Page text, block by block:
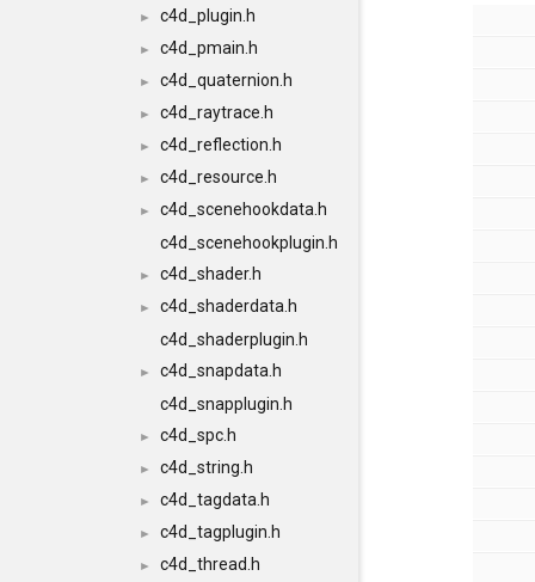
► c4d_plugin.h
► c4d_pmain.h
► c4d_quaternion.h
► c4d_raytrace.h
► c4d_reflection.h
► c4d_resource.h
►
c4d_scenehookdata.h
c4d_scenehookplugin.h
► c4d_shader.h
►
c4d_shaderdata.h
c4d_shaderplugin.h
►
c4d_snapdata.h
c4d_snapplugin.h
► c4d_spc.h
► c4d_string.h
► c4d_tagdata.h
► c4d_tagplugin.h
► c4d_thread.h